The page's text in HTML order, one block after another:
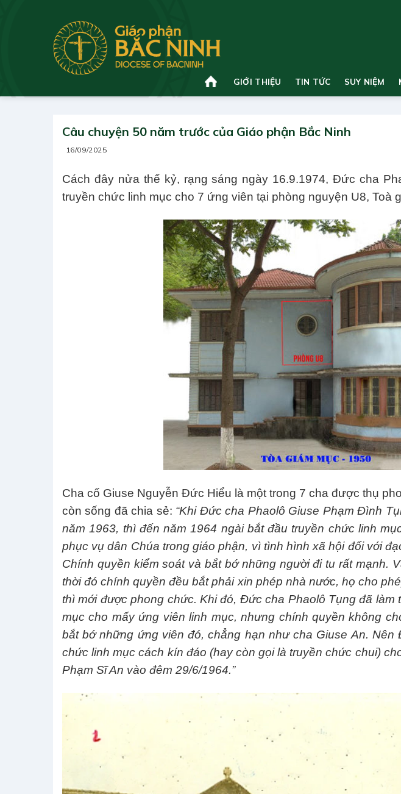
GIỚI THIỆU TIN TỨC SUY NIỆM
Câu chuyện 50 năm trước của Giáo phận Bắc Ninh
16/09/2025
Cách đây nửa thế kỷ, rạng sáng ngày 16.9.1974, Đức cha
truyền chức linh mục cho 7 ứng viên tại phòng nguyện U8, Toà
Cha cố Giuse Nguyễn Đức Hiểu là một trong 7 cha được thụ
còn sống đã chia sẻ: “Khi Đức cha Phaolô Giuse Phạm Đình
năm 1963, thì đến năm 1964 ngài bắt đầu truyền chức linh
phục vụ dân Chúa trong giáo phận, vì tình hình xã hội đối với
Chính quyền kiểm soát và bắt bớ những người đi tu rất mạnh.
thời đó chính quyền đều bắt phải xin phép nhà nước, họ cho
thì mới được phong chức. Khi đó, Đức cha Phaolô Tụng đã làm
mục cho mấy ứng viên linh mục, nhưng chính quyền không
bắt bớ những ứng viên đó, chẳng hạn như cha Giuse An.
chức linh mục cách kín đáo (hay còn gọi là truyền chức chui)
Phạm Sĩ An vào đêm 29/6/1964.”